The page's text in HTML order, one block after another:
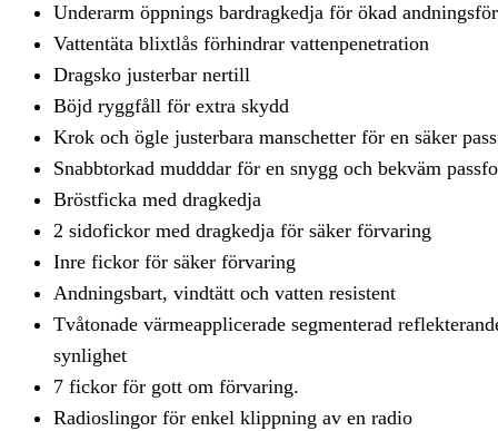
Underarm öppnings bardragkedja för ökad
Vattentäta blixtlås förhindrar vattenpenetration
Dragsko justerbar nertill
Böjd ryggfåll för extra skydd
Krok och ögle justerbara manschetter för en säker
Snabbtorkad mudddar för en snygg och bekväm
Bröstficka med dragkedja
2 sidofickor med dragkedja för säker förvaring
Inre fickor för säker förvaring
Andningsbart, vindtätt och vatten resistent
Tvåtonade värmeapplicerade segmenterad
synlighet
7 fickor för gott om förvaring.
Radioslingor för enkel klippning av en radio